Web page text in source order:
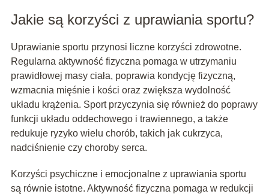
Jakie są korzyści z uprawiania sportu?
Uprawianie sportu przynosi liczne korzyści zdrowotne.
Regularna aktywność fizyczna pomaga w utrzymaniu
prawidłowej masy ciała, poprawia kondycję fizyczną,
wzmacnia mięśnie i kości oraz zwiększa wydolność
układu krążenia. Sport przyczynia się również do poprawy
funkcji układu oddechowego i trawiennego, a także
redukuje ryzyko wielu chorób, takich jak cukrzyca,
nadciśnienie czy choroby serca.
Korzyści psychiczne i emocjonalne z uprawiania sportu
są równie istotne. Aktywność fizyczna pomaga w redukcji